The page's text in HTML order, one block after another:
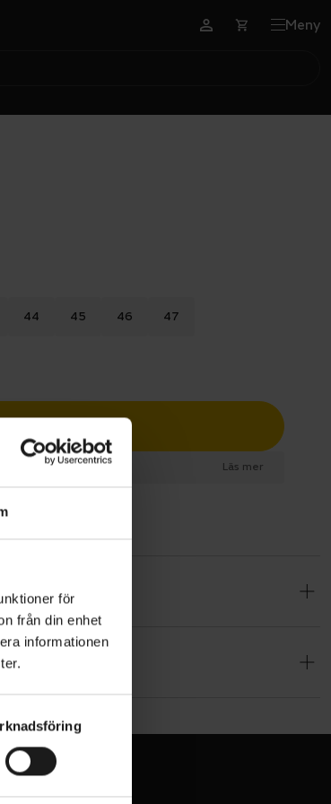
för
från din enhet
informationen
Meny
44 45 46 47
Läs mer